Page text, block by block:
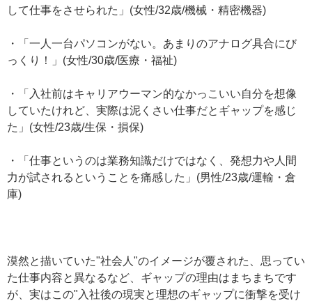
して仕事をさせられた」(女性/32歳/機械・精密機器)
・「一人一台パソコンがない。あまりのアナログ具合にび
っくり！」(女性/30歳/医療・福祉)
・「入社前はキャリアウーマン的なかっこいい自分を想像
していたけれど、実際は泥くさい仕事だとギャップを感じ
た」(女性/23歳/生保・損保)
・「仕事というのは業務知識だけではなく、発想力や人間
力が試されるということを痛感した」(男性/23歳/運輸・倉
庫)
漠然と描いていた"社会人"のイメージが覆された、思ってい
た仕事内容と異なるなど、ギャップの理由はまちまちです
が、実はこの"入社後の現実と理想のギャップに衝撃を受け